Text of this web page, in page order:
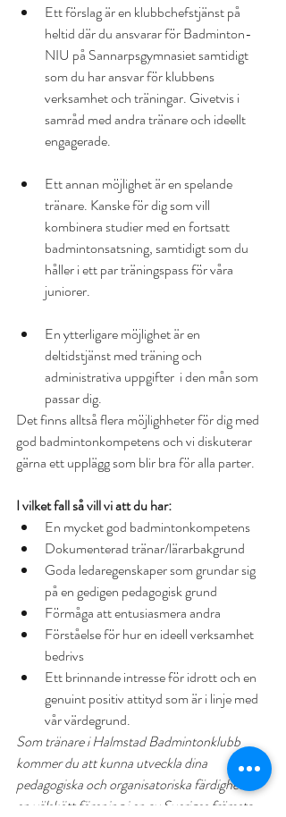
Ett förslag är en klubbchefstjänst på
heltid där du ansvarar för Badminton-
NIU på Sannarpsgymnasiet samtidigt
som du har ansvar för klubbens
verksamhet och träningar. Givetvis i
samråd med andra tränare och ideellt
engagerade.
Ett annan möjlighet är en spelande
tränare. Kanske för dig som vill
kombinera studier med en fortsatt
badmintonsatsning, samtidigt som du
håller i ett par träningspass för våra
juniorer.
En ytterligare möjlighet är en
deltidstjänst med träning och
administrativa uppgifter  i den mån som
passar dig.
Det finns alltså flera möjlighheter för dig med
god badmintonkompetens och vi diskuterar
gärna ett upplägg som blir bra för alla parter.
I vilket fall så vill vi att du har:
En mycket god badmintonkompetens
Dokumenterad tränar/lärarbakgrund
Goda ledaregenskaper som grundar sig
på en gedigen pedagogisk grund
Förmåga att entusiasmera andra
Förståelse för hur en ideell verksamhet
bedrivs
Ett brinnande intresse för idrott och en
genuint positiv attityd som är i linje med
vår värdegrund.
Som tränare i Halmstad Badmintonklubb
kommer du att kunna utveckla dina
pedagogiska och organisatoriska färdigheter i
en välskött förening i en av Sveriges främsta